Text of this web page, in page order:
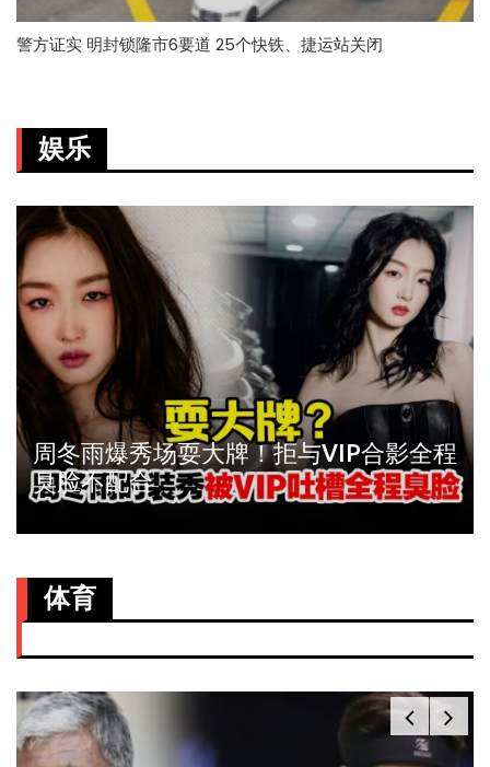
警方证实 明封锁隆市6要道 25个快铁、捷运站关闭
娱乐
周冬雨爆秀场耍大牌！拒与VIP合影全程
臭脸不配合
体育